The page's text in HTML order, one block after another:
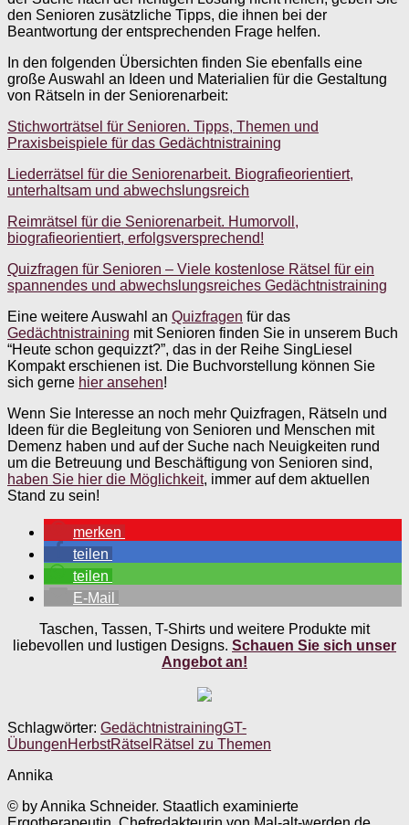
den Senioren zusätzliche Tipps, die ihnen bei der
Beantwortung der entsprechenden Frage helfen.
In den folgenden Übersichten finden Sie ebenfalls eine
große Auswahl an Ideen und Materialien für die Gestaltung
von Rätseln in der Seniorenarbeit:
Stichworträtsel für Senioren. Tipps, Themen und
Praxisbeispiele für das Gedächtnistraining
Liederrätsel für die Seniorenarbeit. Biografieorientiert,
unterhaltsam und abwechslungsreich
Reimrätsel für die Seniorenarbeit. Humorvoll,
biografieorientiert, erfolgsversprechend!
Quizfragen für Senioren – Viele kostenlose Rätsel für ein
spannendes und abwechslungsreiches Gedächtnistraining
Eine weitere Auswahl an Quizfragen für das
Gedächtnistraining mit Senioren finden Sie in unserem Buch
“Heute schon gequizzt?”, das in der Reihe SingLiesel
Kompakt erschienen ist. Die Buchvorstellung können Sie
sich gerne hier ansehen!
Wenn Sie Interesse an noch mehr Quizfragen, Rätseln und
Ideen für die Begleitung von Senioren und Menschen mit
Demenz haben und auf der Suche nach Neuigkeiten rund
um die Betreuung und Beschäftigung von Senioren sind,
haben Sie hier die Möglichkeit, immer auf dem aktuellen
Stand zu sein!
merken
teilen
teilen
E-Mail
Taschen, Tassen, T-Shirts und weitere Produkte mit
liebevollen und lustigen Designs. Schauen Sie sich unser
Angebot an!
Schlagwörter: GedächtnistrainingGT-
ÜbungenHerbstRätsel Rätsel zu Themen
Annika
© by Annika Schneider. Staatlich examinierte